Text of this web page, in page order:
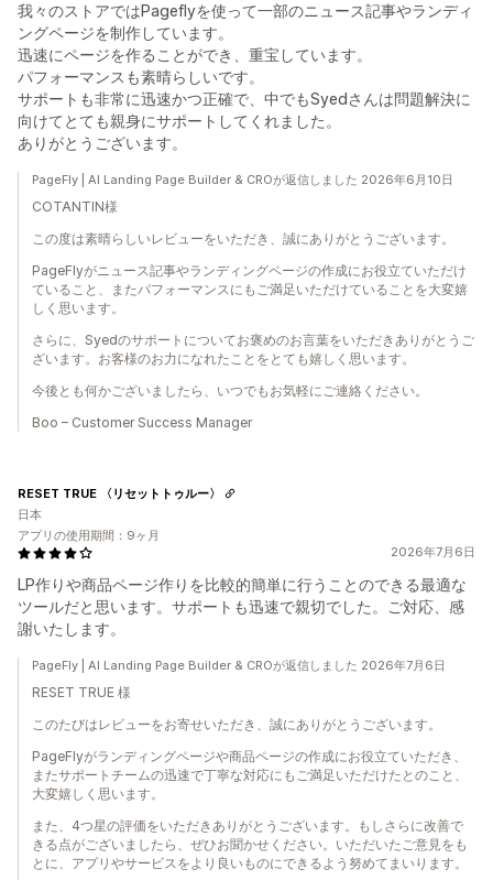
我々のストアではPageflyを使って一部のニュース記事やランディ
ングページを制作しています。
迅速にページを作ることができ、重宝しています。
パフォーマンスも素晴らしいです。
サポートも非常に迅速かつ正確で、中でもSyedさんは問題解決に
向けてとても親身にサポートしてくれました。
ありがとうございます。
PageFly | AI Landing Page Builder & CROが返信しました 2026年6月10日
COTANTIN様
この度は素晴らしいレビューをいただき、誠にありがとうございます。
PageFlyがニュース記事やランディングページの作成にお役立ていただけ
ていること、またパフォーマンスにもご満足いただけていることを大変嬉
しく思います。
さらに、Syedのサポートについてお褒めのお言葉をいただきありがとうご
ざいます。お客様のお力になれたことをとても嬉しく思います。
今後とも何かございましたら、いつでもお気軽にご連絡ください。
Boo – Customer Success Manager
2026年7月6日
LP作りや商品ページ作りを比較的簡単に行うことのできる最適な
ツールだと思います。サポートも迅速で親切でした。ご対応、感
謝いたします。
RESET TRUE 〈リセットトゥルー〉
日本
アプリの使用期間：9ヶ月
PageFly | AI Landing Page Builder & CROが返信しました 2026年7月6日
RESET TRUE 様
このたびはレビューをお寄せいただき、誠にありがとうございます。
PageFlyがランディングページや商品ページの作成にお役立ていただき、
またサポートチームの迅速で丁寧な対応にもご満足いただけたとのこと、
大変嬉しく思います。
また、4つ星の評価をいただきありがとうございます。もしさらに改善で
きる点がございましたら、ぜひお聞かせください。いただいたご意見をも
とに、アプリやサービスをより良いものにできるよう努めてまいります。